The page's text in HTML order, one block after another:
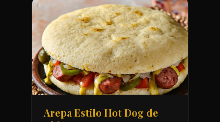
Arepa Estilo Hot Dog de